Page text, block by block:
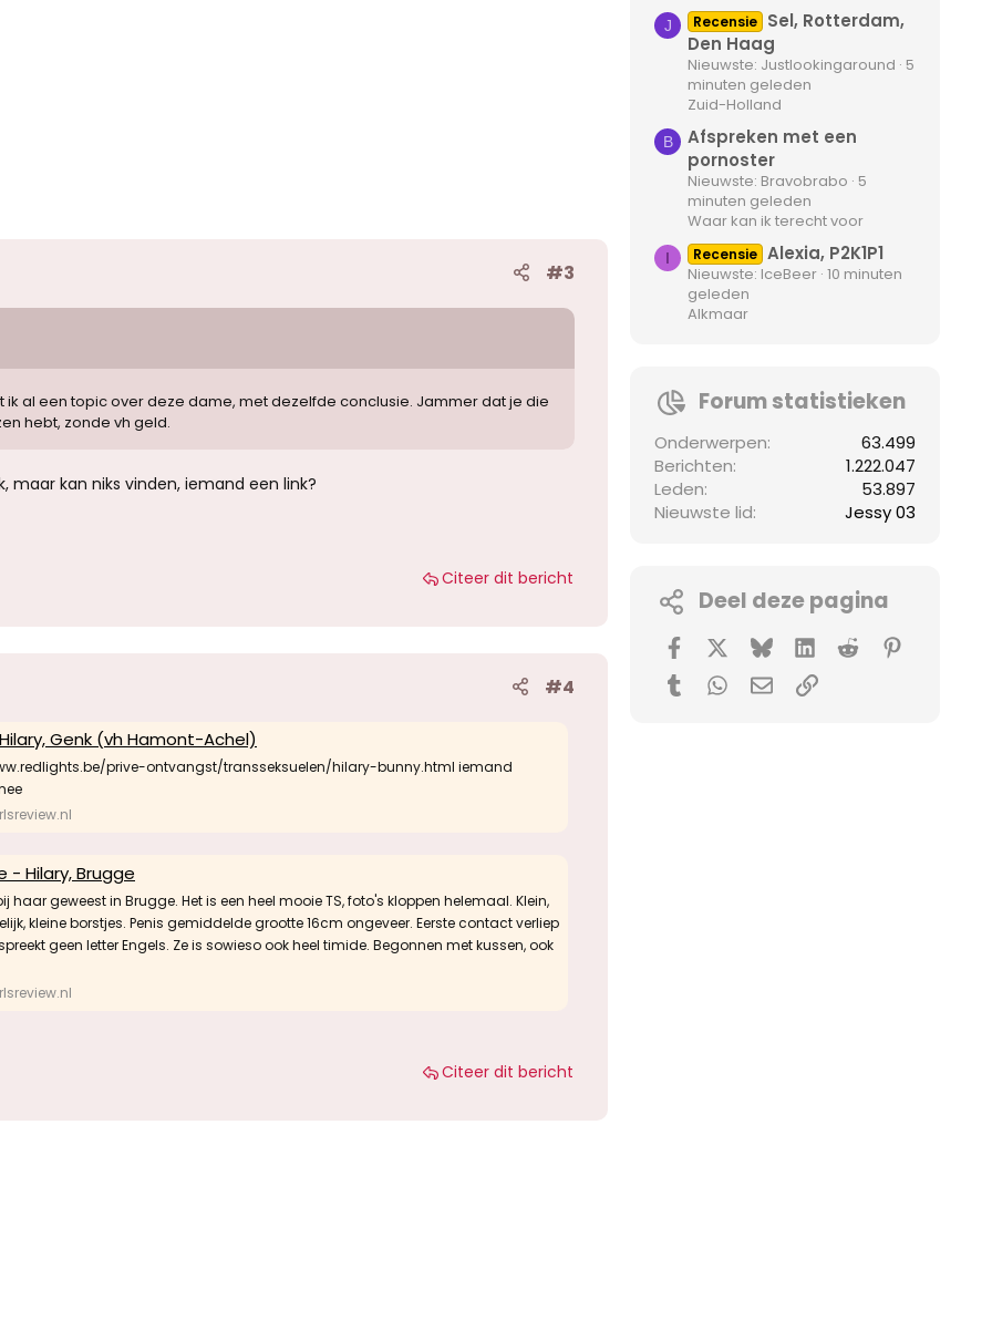
#3
ik al een topic over deze dame, met dezelfde conclusie. Jammer dat je die
hebt, zonde vh geld.
maar kan niks vinden, iemand een link?
Citeer dit bericht
#4
Genk (vh Hamont-Achel)
prive-ontvangst/transseksuelen/hilary-bunny.html iemand
- Hilary, Brugge
haar geweest in Brugge. Het is een heel mooie TS, foto's kloppen helemaal. Klein,
kleine borstjes. Penis gemiddelde grootte 16cm ongeveer. Eerste contact verliep
geen letter Engels. Ze is sowieso ook heel timide. Begonnen met kussen, ook
Citeer dit bericht
J Recensie Sel, Rotterdam,
Den Haag
Nieuwste: Justlookingaround 5
minuten geleden
Zuid-Holland
B
Afspreken met een
pornoster
Nieuwste: Bravobrabo 5
minuten geleden
Waar kan ik terecht voor
I Recensie Alexia, P2K1P1
Nieuwste: IceBeer 10 minuten
geleden
Alkmaar
Forum statistieken
Onderwerpen
63.499
Berichten
1.222.047
Leden
53.897
Nieuwste lid
Jessy 03
Deel deze pagina
FacebookX (Twitter)
Bluesky LinkedInReddit
Tumblr WhatsApp
E-mailkoppeling